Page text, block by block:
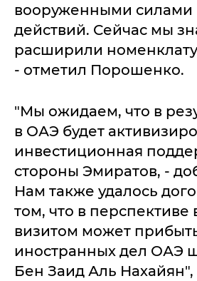
вооруженными силами
действий. Сейчас мы
расширили
- отметил Порошенко.
"Мы ожидаем, что в
в ОАЭ будет
инвестиционная
стороны Эмиратов, -
Нам также удалось
том, что в перспективе
визитом может
иностранных дел ОАЭ
Бен Заид Аль